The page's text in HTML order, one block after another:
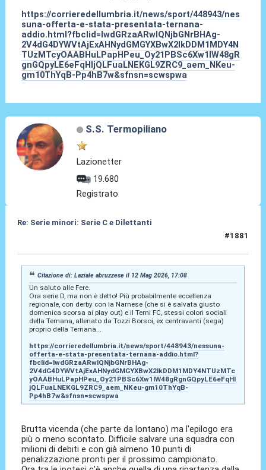
https://corrieredellumbria.it/news/sport/448943/nes
suna-offerta-e-stata-presentata-ternana-
addio.html?fbclid=IwdGRzaARwIQNjbGNrBHAg-
2V4dG4DYWVtAjExAHNydGMGYXBwX2lkDDM1MDY4N
TUzMTcyOAABHuLPapHPeu_Oy21PBSc6Xw1IW48gR
gnGQpyLE6eFqHljQLFuaLNEKGL9ZRC9_aem_NKeu-
gm10ThYqB-Pp4hB7w&sfnsn=scwspwa
S.S. Termopiliano
Lazionetter
19.680
Registrato
Re: Serie minori: Serie C e Dilettanti
#1881
Citazione di: Laziale abruzzese il 12 Mag 2026, 17:08
Un saluto alle Fere.
Ora serie D, ma non è detto! Più probabilmente eccellenza
regionale, con derby con la Narnese (che si è salvata giusto
domenica scorsa ai play out) e il Terni FC, stessi colori sociali
della Ternana, allenato da Tozzi Borsoi, ex centravanti (sega)
proprio della Ternana...
https://corrieredellumbria.it/news/sport/448943/nessuna-
offerta-e-stata-presentata-ternana-addio.html?
fbclid=IwdGRzaARwIQNjbGNrBHAg-
2V4dG4DYWVtAjExAHNydGMGYXBwX2lkDDM1MDY4NTUzMTc
yOAABHuLPapHPeu_Oy21PBSc6Xw1IW48gRgnGQpyLE6eFqHl
jQLFuaLNEKGL9ZRC9_aem_NKeu-gm10ThYqB-
Pp4hB7w&sfnsn=scwspwa
Brutta vicenda (che parte da lontano) ma l'epilogo era
più o meno scontato. Difficile salvare una squadra con
milioni di debiti e con già almeno 10 punti di
penalizzazione pronti per il prossimo campionato.